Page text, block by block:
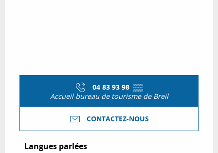
04 83 93 98 ▒▒
Accueil bureau de tourisme de Breil
CONTACTEZ-NOUS
Langues parlées
Langues parlées